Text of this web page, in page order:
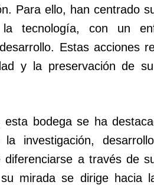
Para ello, han centrado
tecnología, con un
Estas acciones
y la preservación de
esta bodega se ha
investigación,
diferenciarse a través de
mirada se dirige hacia